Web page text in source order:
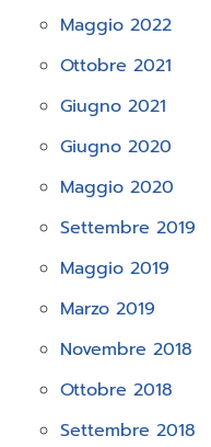
Maggio 2022
Ottobre 2021
Giugno 2021
Giugno 2020
Maggio 2020
Settembre 2019
Maggio 2019
Marzo 2019
Novembre 2018
Ottobre 2018
Settembre 2018